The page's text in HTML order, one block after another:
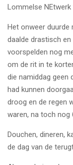
Lommelse NEtwerk
Het onweer duurde
daalde drastisch
voorspelden nog
om de rit in te
die namiddag geen
had kunnen
droog en de regen
waren, na toch nog
Douchen, dineren,
de dag van de